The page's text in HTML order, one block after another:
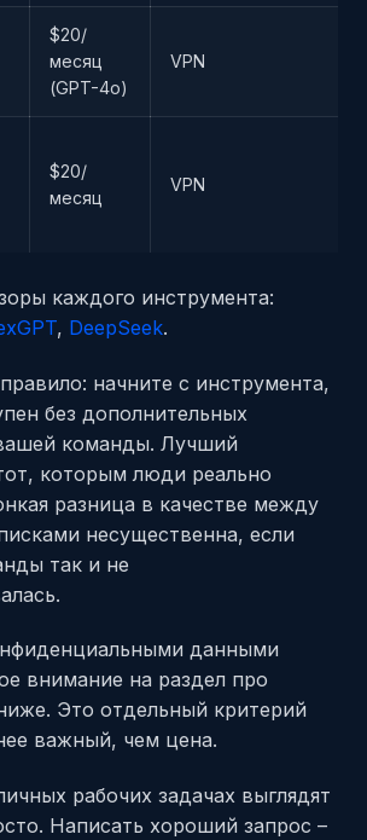
$20/
месяц
(GPT-4o)
VPN
$20/
месяц
VPN
каждого инструмента:
, DeepSeek.
начните с инструмента,
без дополнительных
команды. Лучший
которым люди реально
разница в качестве между
несущественна, если
так и не
данными
внимание на раздел про
Это отдельный критерий
важный, чем цена.
рабочих задачах выглядят
Написать хороший запрос –